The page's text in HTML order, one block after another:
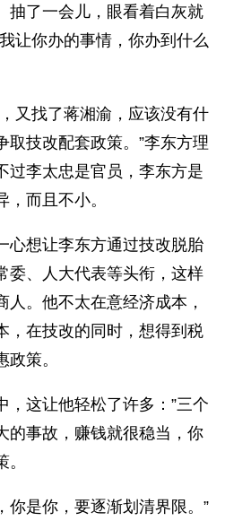
抽了一会儿，眼看着白灰就
让你办的事情，你办到什么
又找了蒋湘渝，应该没有什
取技改配套政策。”李东方理
过李太忠是官员，李东方是
而且不小。
心想让李东方通过技改脱胎
委、人大代表等头衔，这样
。他不太在意经济成本，
，在技改的同时，想得到税
策。
，这让他轻松了许多：”三个
的事故，赚钱就很稳当，你
你是你，要逐渐划清界限。”